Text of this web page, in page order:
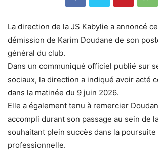
La direction de la JS Kabylie a annoncé
démission de Karim Doudane de son
général du club.
Dans un communiqué officiel publié sur
sociaux, la direction a indiqué avoir acté
dans la matinée du 9 juin 2026.
Elle a également tenu à remercier
accompli durant son passage au sein de
souhaitant plein succès dans la
professionnelle.